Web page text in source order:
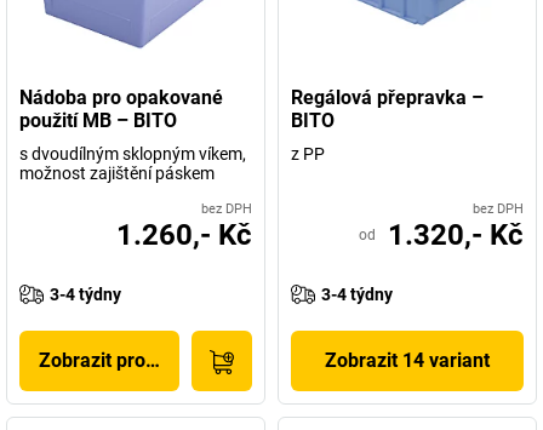
Nádoba pro opakované
použití MB – BITO
s dvoudílným sklopným víkem,
možnost zajištění páskem
bez DPH
1.260,- Kč
3-4 týdny
Zobrazit produkt
Regálová přepravka –
BITO
z PP
bez DPH
od 1.320,- Kč
3-4 týdny
Zobrazit 14 variant